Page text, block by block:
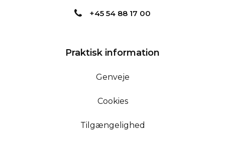
+45 54 88 17 00
Praktisk information
Genveje
Cookies
Tilgængelighed